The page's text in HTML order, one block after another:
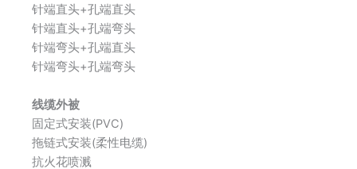
针端直头+孔端直头
针端直头+孔端弯头
针端弯头+孔端直头
针端弯头+孔端弯头
线缆外被
固定式安装(PVC)
拖链式安装(柔性电缆)
抗火花喷溅